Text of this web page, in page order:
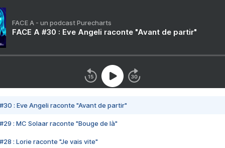
FACE A - un podcast Purecharts
FACE A #30 : Eve Angeli raconte "Avant de partir"
#30 : Eve Angeli raconte "Avant de partir"
#29 : MC Solaar raconte "Bouge de là"
#28 : Lorie raconte "Je vais vite"